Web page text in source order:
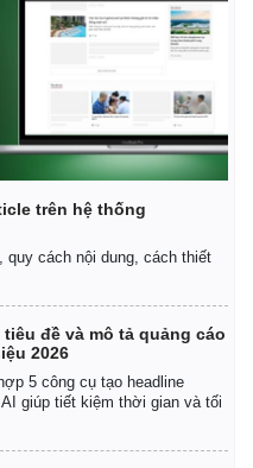
trên hệ thống
quy cách nội dung, cách thiết
đề và mô tả quảng cáo
2026
5 công cụ tạo headline
giúp tiết kiệm thời gian và tối